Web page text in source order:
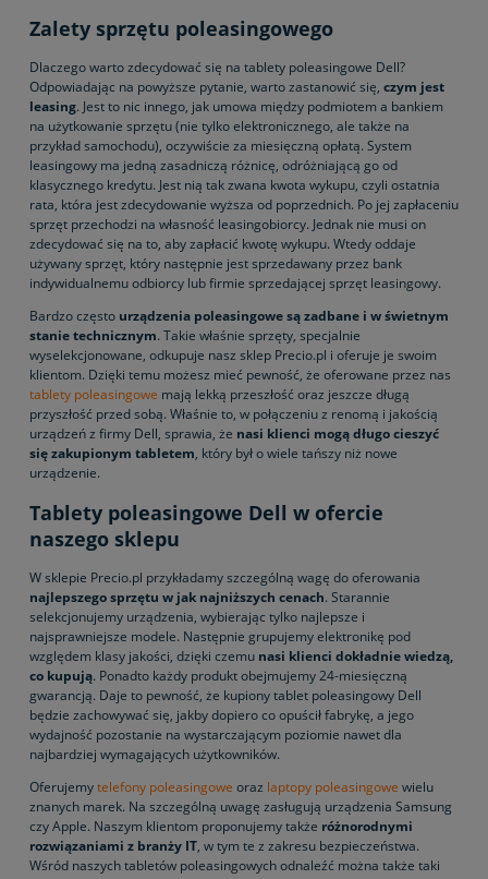
Zalety sprzętu poleasingowego
Dlaczego warto zdecydować się na tablety poleasingowe Dell?
Odpowiadając na powyższe pytanie, warto zastanowić się, czym jest
leasing. Jest to nic innego, jak umowa między podmiotem a bankiem
na użytkowanie sprzętu (nie tylko elektronicznego, ale także na
przykład samochodu), oczywiście za miesięczną opłatą. System
leasingowy ma jedną zasadniczą różnicę, odróżniającą go od
klasycznego kredytu. Jest nią tak zwana kwota wykupu, czyli ostatnia
rata, która jest zdecydowanie wyższa od poprzednich. Po jej zapłaceniu
sprzęt przechodzi na własność leasingobiorcy. Jednak nie musi on
zdecydować się na to, aby zapłacić kwotę wykupu. Wtedy oddaje
używany sprzęt, który następnie jest sprzedawany przez bank
indywidualnemu odbiorcy lub firmie sprzedającej sprzęt leasingowy.
Bardzo często urządzenia poleasingowe są zadbane i w świetnym
stanie technicznym. Takie właśnie sprzęty, specjalnie
wyselekcjonowane, odkupuje nasz sklep Precio.pl i oferuje je swoim
klientom. Dzięki temu możesz mieć pewność, że oferowane przez nas
tablety poleasingowe mają lekką przeszłość oraz jeszcze długą
przyszłość przed sobą. Właśnie to, w połączeniu z renomą i jakością
urządzeń z firmy Dell, sprawia, że nasi klienci mogą długo cieszyć
się zakupionym tabletem, który był o wiele tańszy niż nowe
urządzenie.
Tablety poleasingowe Dell w ofercie
naszego sklepu
W sklepie Precio.pl przykładamy szczególną wagę do oferowania
najlepszego sprzętu w jak najniższych cenach. Starannie
selekcjonujemy urządzenia, wybierając tylko najlepsze i
najsprawniejsze modele. Następnie grupujemy elektronikę pod
względem klasy jakości, dzięki czemu nasi klienci dokładnie wiedzą,
co kupują. Ponadto każdy produkt obejmujemy 24-miesięczną
gwarancją. Daje to pewność, że kupiony tablet poleasingowy Dell
będzie zachowywać się, jakby dopiero co opuścił fabrykę, a jego
wydajność pozostanie na wystarczającym poziomie nawet dla
najbardziej wymagających użytkowników.
Oferujemytelefony poleasingowe oraz laptopy poleasingowe wielu
znanych marek. Na szczególną uwagę zasługują urządzenia Samsung
czy Apple. Naszym klientom proponujemy także różnorodnymi
rozwiązaniami z branży IT, w tym te z zakresu bezpieczeństwa.
Wśród naszych tabletów poleasingowych odnaleźć można także taki